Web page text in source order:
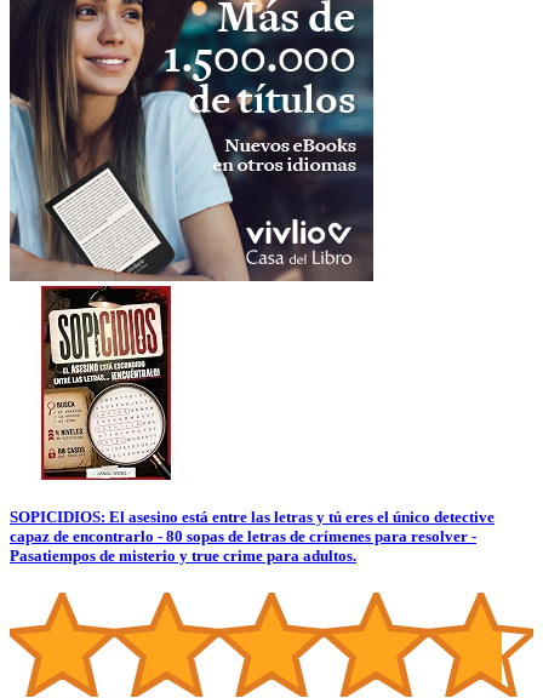
SOPICIDIOS: El asesino está entre las letras y tú eres el único detective
capaz de encontrarlo - 80 sopas de letras de crímenes para resolver -
Pasatiempos de misterio y true crime para adultos.